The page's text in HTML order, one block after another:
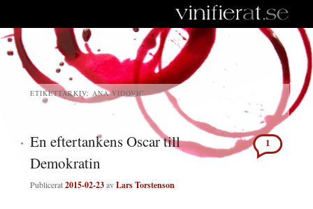
ETIKETTARKIV: ANA VIDOVIC
En eftertankens Oscar till
Demokratin
Publicerat2015-02-23avLars Torstenson
1